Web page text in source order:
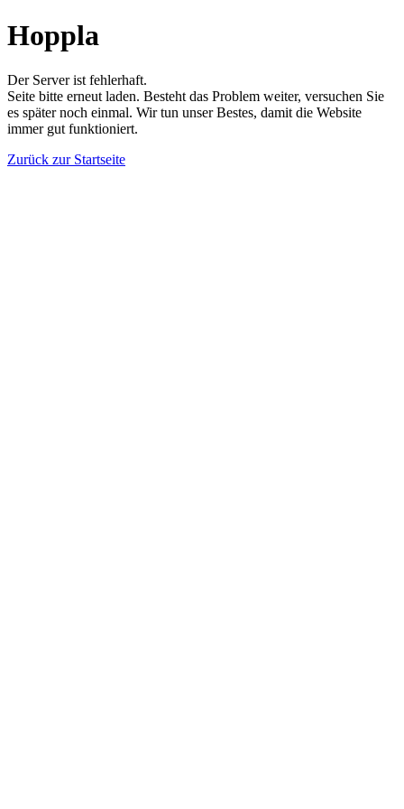
Hoppla
Der Server ist fehlerhaft.
Seite bitte erneut laden. Besteht das Problem weiter, versuchen Sie
es später noch einmal. Wir tun unser Bestes, damit die Website
immer gut funktioniert.
Zurück zur Startseite